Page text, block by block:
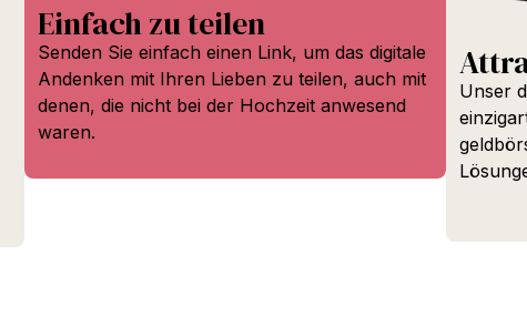
Einfach zu teilen
Senden Sie einfach einen Link, um das digitale
Andenken mit Ihren Lieben zu teilen, auch mit
denen, die nicht bei der Hochzeit anwesend
waren.
Unser